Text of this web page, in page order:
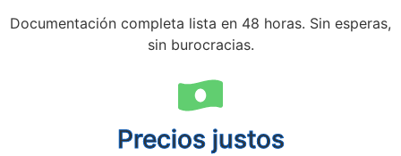
Documentación completa lista en 48 horas. Sin esperas,
sin burocracias.
Precios justos